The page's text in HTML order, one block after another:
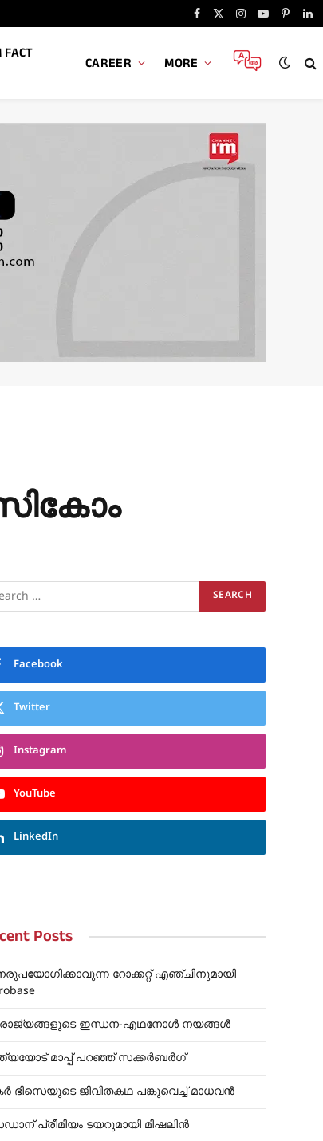
Facebook
X
Instagram
YouTube
CAREER MORE
Facebook
Twitter
Instagram
YouTube
LinkedIn
Posts
റോക്കറ്റ് എഞ്ചിനുമായി
രാജ്യങ്ങളുടെ ഇന്ധന-എഥനോൾ നയങ്ങൾ
മാപ്പ് പറഞ്ഞ് സക്കർബർഗ്
ഭിസെയുടെ ജീവിതകഥ പങ്കുവെച്ച് മാധവൻ
പ്രീമിയം ടയറുമായി മിഷലിൻ